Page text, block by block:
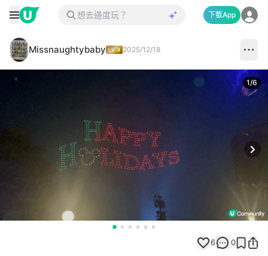
下載App
Missnaughtybaby 2025/12/18
1/6
6 0